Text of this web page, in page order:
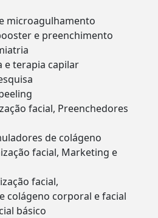
microagulhamento
e preenchimento
e terapia capilar
facial, Preenchedores
de colágeno
facial, Marketing e
facial,
colágeno corporal e facial
básico